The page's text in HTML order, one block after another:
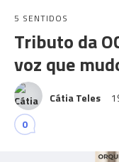
5 SENTIDOS
Tributo da
voz que
Cátia Teles
0